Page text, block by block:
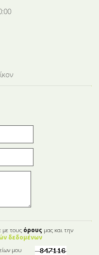
με τους όρους μας και την
δεδομένων
μου